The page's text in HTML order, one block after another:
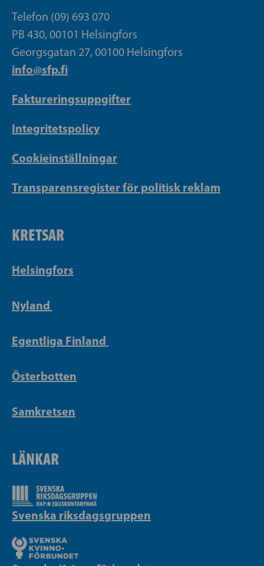
Telefon (09) 693 070
PB 430, 00101 Helsingfors
Georgsgatan 27, 00100 Helsingfors
info@sfp.fi
Faktureringsuppgifter
Integritetspolicy
Cookieinställningar
Transparensregister för politisk reklam
KRETSAR
Helsingfors
Nyland
Egentliga Finland
Österbotten
Samkretsen
LÄNKAR
Svenska riksdagsgruppen